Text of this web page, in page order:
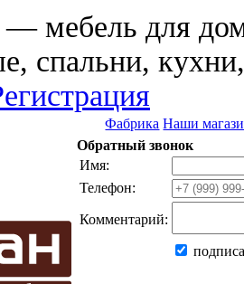
мебель для
спальни,
Фабрика Наши
Обратный звонок
Имя:
Телефон:
Комментарий: